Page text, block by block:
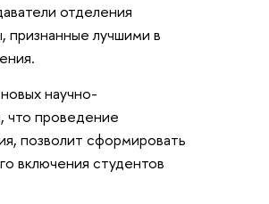
отделения
признанные лучшими в
научно-
что проведение
позволит сформировать
включения студентов